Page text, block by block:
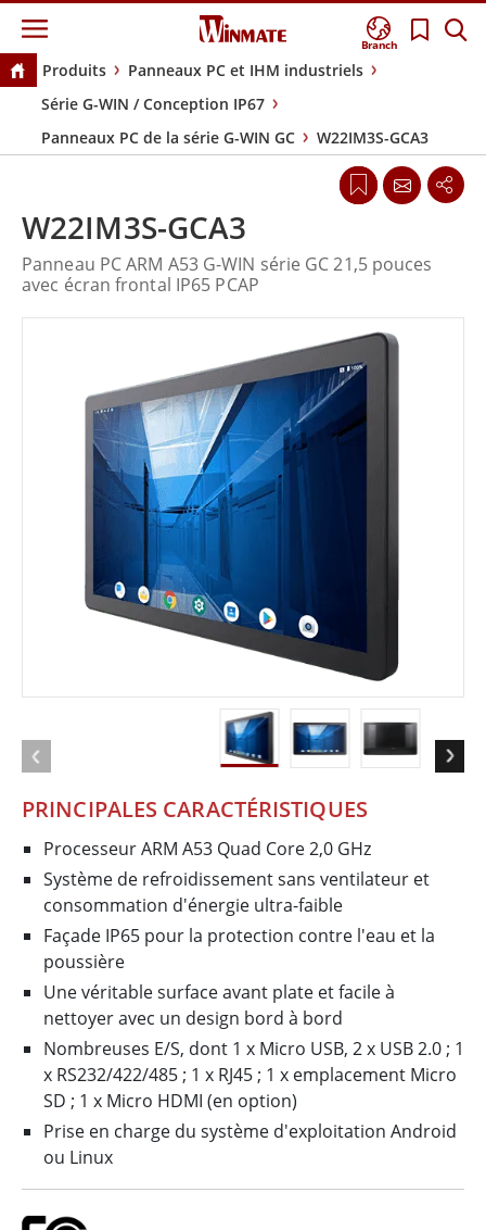
Branch
Produits
Panneaux PC et IHM industriels
Série G-WIN / Conception IP67
Panneaux PC de la série G-WIN GC
W22IM3S-GCA3
PRINCIPALES CARACTÉRISTIQUES
Processeur ARM A53 Quad Core 2,0 GHz
Système de refroidissement sans ventilateur et
consommation d'énergie ultra-faible
Façade IP65 pour la protection contre l'eau et la
poussière
Une véritable surface avant plate et facile à
nettoyer avec un design bord à bord
Nombreuses E/S, dont 1 x Micro USB, 2 x USB 2.0 ; 1
x RS232/422/485 ; 1 x RJ45 ; 1 x emplacement Micro
SD ; 1 x Micro HDMI (en option)
Prise en charge du système d'exploitation Android
ou Linux
W22IM3S-GCA3
Panneau PC ARM A53 G-WIN série GC 21,5 pouces
avec écran frontal IP65 PCAP